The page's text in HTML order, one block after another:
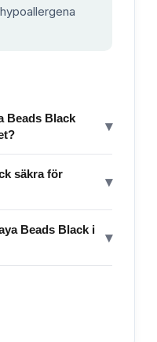
Beads Black
▾
säkra för
▾
Beads Black i
▾